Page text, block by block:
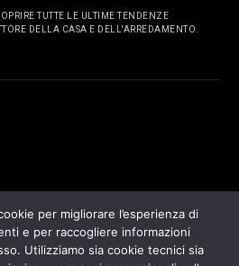
TUTTE LE ULTIME TENDENZE
DELLA CASA E DELL'ARREDAMENTO.
per migliorare l’esperienza di
e per raccogliere informazioni
Utilizziamo sia cookie tecnici sia